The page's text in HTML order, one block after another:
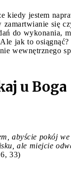
kiedy jestem
zamartwianie się
do wykonania,
jak to
wewnętrznego
u Boga
abyście pokój
ale miejcie
33)